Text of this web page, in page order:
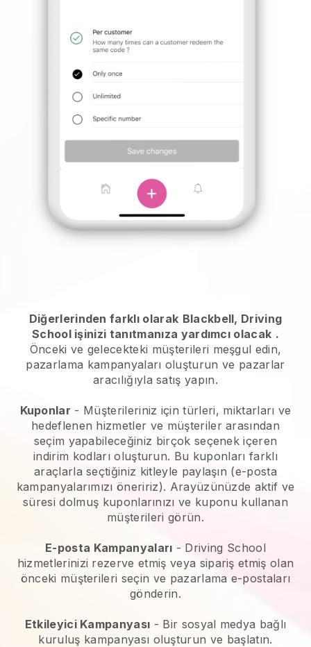
Diğerlerinden farklı olarak Blackbell, Driving
School işinizi tanıtmanıza yardımcı olacak .
Önceki ve gelecekteki müşterileri meşgul edin,
pazarlama kampanyaları oluşturun ve pazarlar
aracılığıyla satış yapın.
Kuponlar - Müşterileriniz için türleri, miktarları ve
hedeflenen hizmetler ve müşteriler arasından
seçim yapabileceğiniz birçok seçenek içeren
indirim kodları oluşturun. Bu kuponları farklı
araçlarla seçtiğiniz kitleyle paylaşın (e-posta
kampanyalarımızı öneririz). Arayüzünüzde aktif ve
süresi dolmuş kuponlarınızı ve kuponu kullanan
müşterileri görün.
E-posta Kampanyaları - Driving School
hizmetlerinizi rezerve etmiş veya sipariş etmiş olan
önceki müşterileri seçin ve pazarlama e-postaları
gönderin.
Etkileyici Kampanyası - Bir sosyal medya bağlı
kuruluş kampanyası oluşturun ve başlatın.